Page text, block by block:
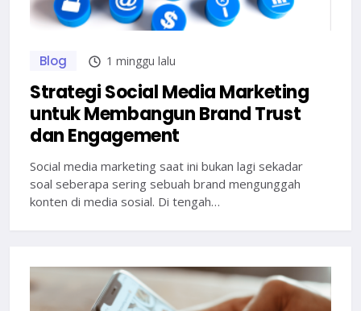
Blog 1 minggu lalu
Strategi Social Media Marketing
untuk Membangun Brand Trust
dan Engagement
Social media marketing saat ini bukan lagi sekadar
soal seberapa sering sebuah brand mengunggah
konten di media sosial. Di tengah…